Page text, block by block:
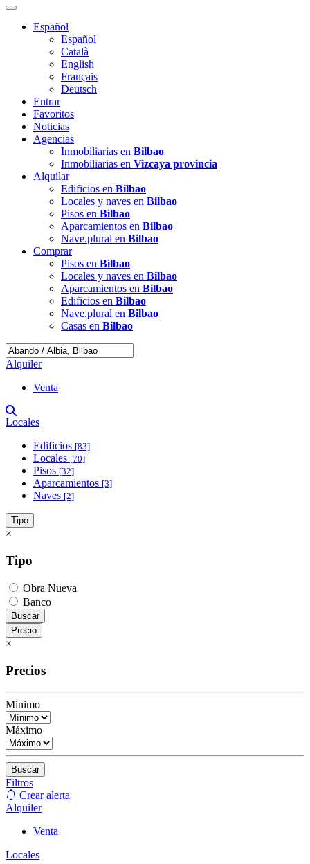
Español
Español
Català
English
Français
Deutsch
Entrar
Favoritos
Noticias
Agencias
Inmobiliarias en Bilbao
Inmobiliarias en Vizcaya provincia
Alquilar
Edificios en Bilbao
Locales y naves en Bilbao
Pisos en Bilbao
Aparcamientos en Bilbao
Nave.plural en Bilbao
Comprar
Pisos en Bilbao
Locales y naves en Bilbao
Aparcamientos en Bilbao
Edificios en Bilbao
Nave.plural en Bilbao
Casas en Bilbao
Alquiler
Venta
Locales
Edificios [83]
Locales [70]
Pisos [32]
Aparcamientos [3]
Naves [2]
Tipo
×
Tipo
Obra Nueva
Banco
Buscar
Precio
×
Precios
Minimo
Máximo
Buscar
Filtros
Crear alerta
Alquiler
Venta
Locales